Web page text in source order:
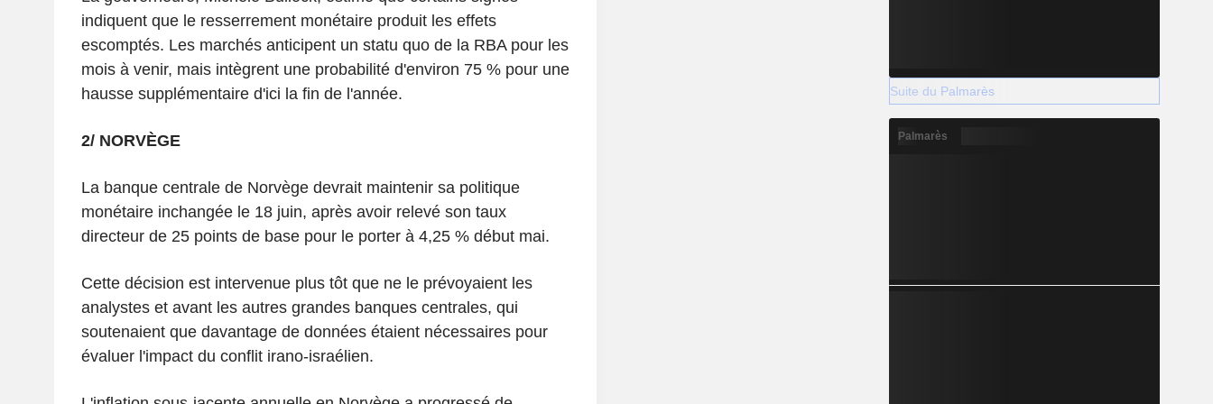
indiquent que le resserrement monétaire produit les effets
escomptés. Les marchés anticipent un statu quo de la RBA pour les
mois à venir, mais intègrent une probabilité d'environ 75 % pour une
hausse supplémentaire d'ici la fin de l'année.
2/ NORVÈGE
La banque centrale de Norvège devrait maintenir sa politique
monétaire inchangée le 18 juin, après avoir relevé son taux
directeur de 25 points de base pour le porter à 4,25 % début mai.
Cette décision est intervenue plus tôt que ne le prévoyaient les
analystes et avant les autres grandes banques centrales, qui
soutenaient que davantage de données étaient nécessaires pour
évaluer l'impact du conflit irano-israélien.
Suite du Palmarès
Palmarès